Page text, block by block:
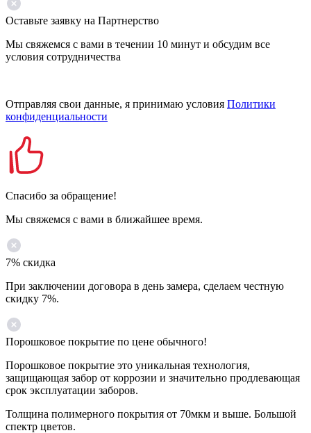
Оставьте заявку на Партнерство
Мы свяжемся с вами в течении 10 минут и обсудим все
условия сотрудничества
Отправляя свои данные, я принимаю условия Политики
конфиденциальности
Спасибо за обращение!
Мы свяжемся с вами в ближайшее время.
7% скидка
При заключении договора в день замера, сделаем честную
скидку 7%.
Порошковое покрытие по цене обычного!
Порошковое покрытие это уникальная технология,
защищающая забор от коррозии и значительно продлевающая
срок эксплуатации заборов.
Толщина полимерного покрытия от 70мкм и выше. Большой
спектр цветов.